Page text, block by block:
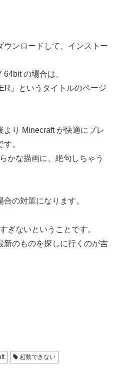
ウンロードして、インストー
64bit の場合は、
」というタイトルのページ
り Minecraft が快適にプレ
。
かな描画に、絶句しちゃう
の対策になります。
ぎないということです。
新のものを探しに行くのが吉
起動できない